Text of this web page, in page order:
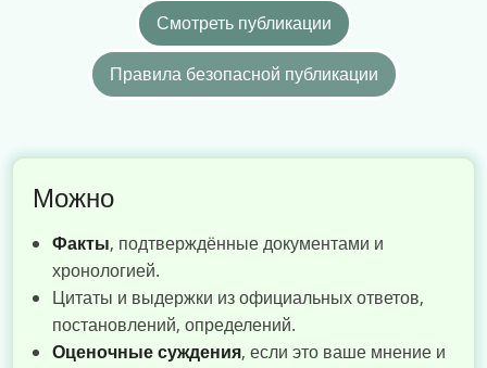
Смотреть публикации
Правила безопасной публикации
Можно
Факты, подтверждённые документами и
хронологией.
Цитаты и выдержки из официальных ответов,
постановлений, определений.
Оценочные суждения, если это ваше мнение и